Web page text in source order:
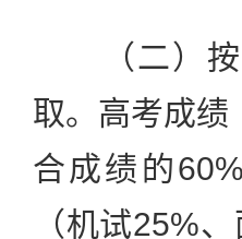
（二）按
取。高考成绩
合成绩的
（机试25%